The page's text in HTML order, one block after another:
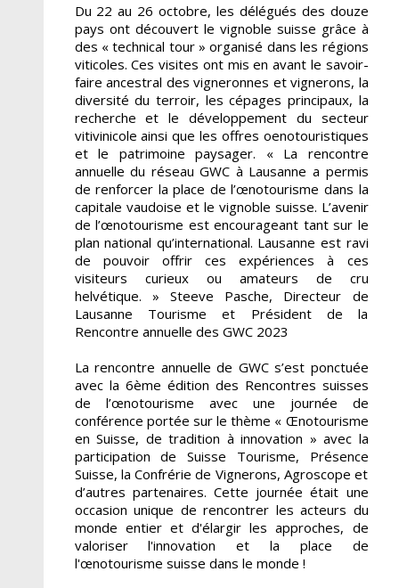
Du 22 au 26 octobre, les délégués des douze
pays ont découvert le vignoble suisse grâce à
des « technical tour » organisé dans les régions
viticoles. Ces visites ont mis en avant le savoir-
faire ancestral des vigneronnes et vignerons, la
diversité du terroir, les cépages principaux, la
recherche et le développement du secteur
vitivinicole ainsi que les offres oenotouristiques
et le patrimoine paysager. « La rencontre
annuelle du réseau GWC à Lausanne a permis
de renforcer la place de l’œnotourisme dans la
capitale vaudoise et le vignoble suisse. L’avenir
de l’œnotourisme est encourageant tant sur le
plan national qu’international. Lausanne est ravi
de pouvoir offrir ces expériences à ces
visiteurs curieux ou amateurs de cru
helvétique. » Steeve Pasche, Directeur de
Lausanne Tourisme et Président de la
Rencontre annuelle des GWC 2023
La rencontre annuelle de GWC s’est ponctuée
avec la 6ème édition des Rencontres suisses
de l’œnotourisme avec une journée de
conférence portée sur le thème « Œnotourisme
en Suisse, de tradition à innovation » avec la
participation de Suisse Tourisme, Présence
Suisse, la Confrérie de Vignerons, Agroscope et
d’autres partenaires. Cette journée était une
occasion unique de rencontrer les acteurs du
monde entier et d'élargir les approches, de
valoriser l'innovation et la place de
l'œnotourisme suisse dans le monde !